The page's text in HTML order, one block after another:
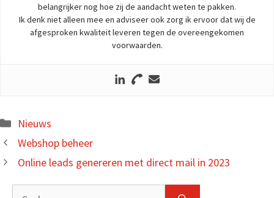
belangrijker nog hoe zij de aandacht weten te pakken.
Ik denk niet alleen mee en adviseer ook zorg ik ervoor dat wij de
afgesproken kwaliteit leveren tegen de overeengekomen
voorwaarden.
Kategorien
Nieuws
Webshop beheer
Online leads genereren met direct mail in 2023